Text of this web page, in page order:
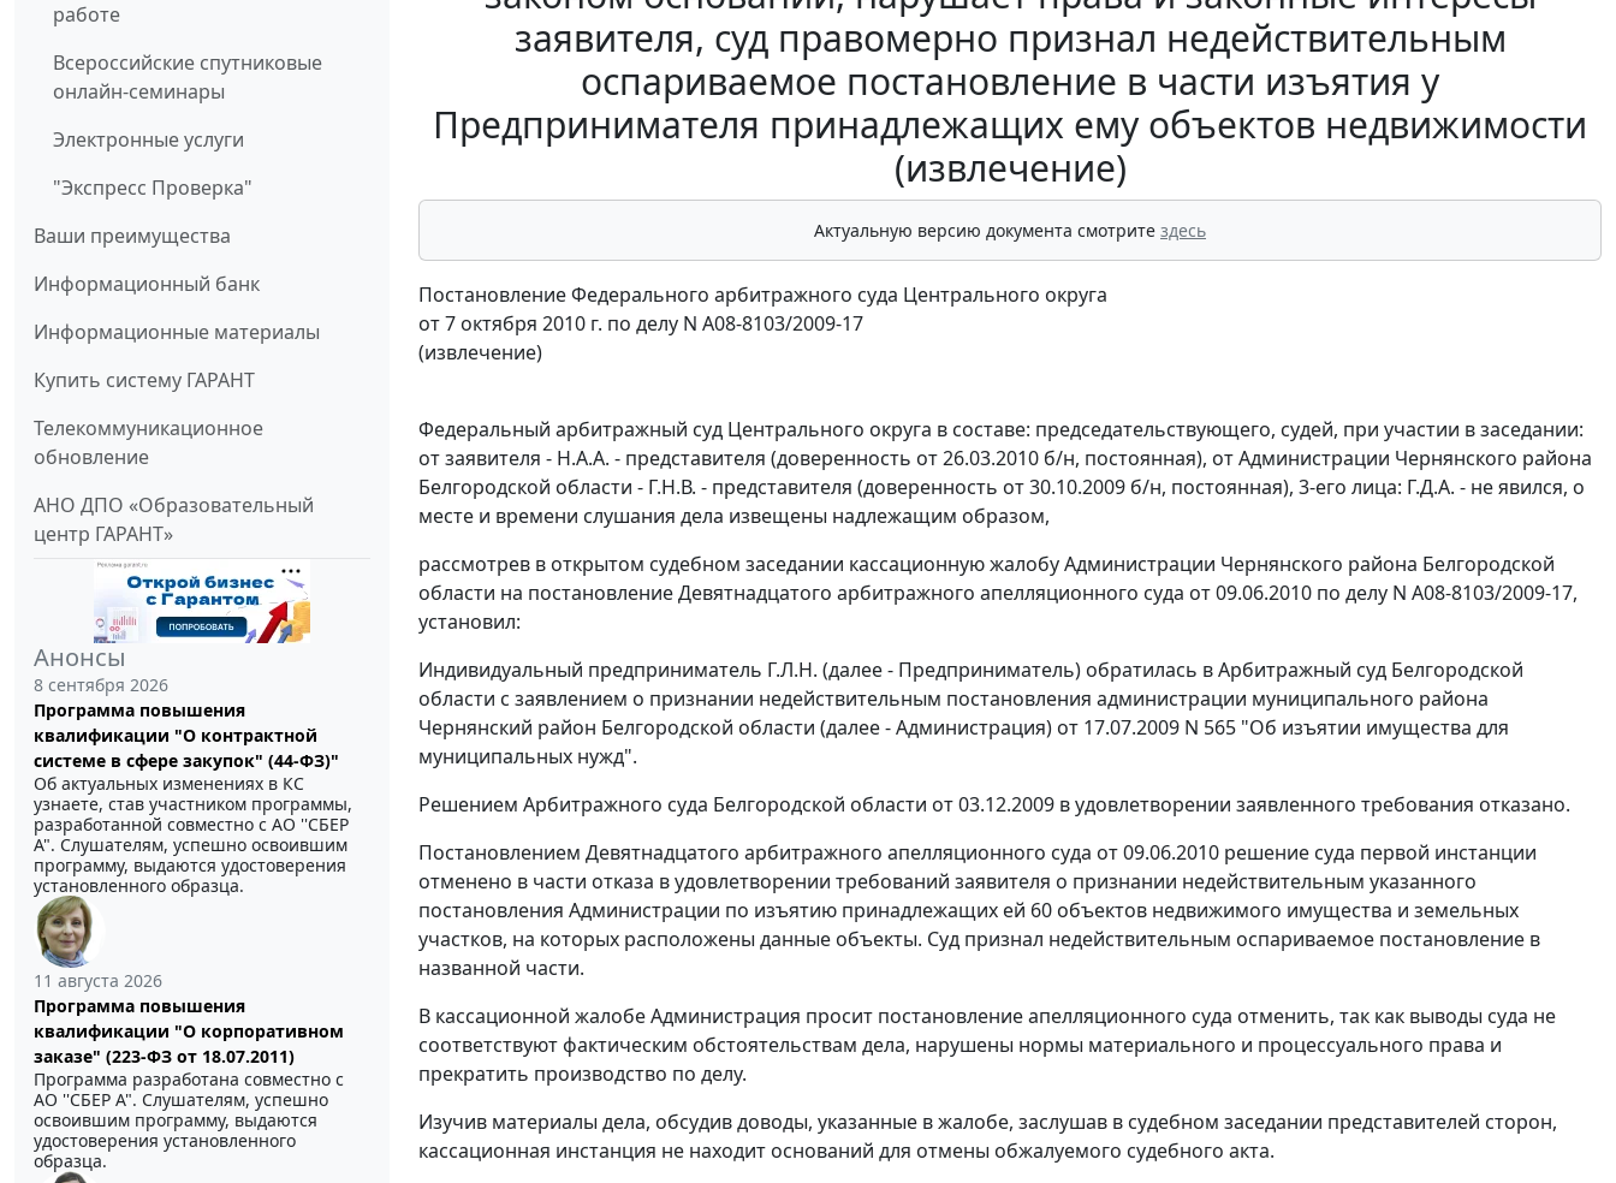
работе
Всероссийские спутниковые
онлайн-семинары
Электронные услуги
"Экспресс Проверка"
Ваши преимущества
Информационный банк
Информационные материалы
Купить систему ГАРАНТ
Телекоммуникационное
обновление
АНО ДПО «Образовательный
центр ГАРАНТ»
Анонсы
8 сентября 2026
Программа повышения
квалификации "О контрактной
системе в сфере закупок" (44-ФЗ)"
Об актуальных изменениях в КС
узнаете, став участником программы,
разработанной совместно с АО ''СБЕР
А". Слушателям, успешно освоившим
программу, выдаются удостоверения
установленного образца.
11 августа 2026
Программа повышения
квалификации "О корпоративном
заказе" (223-ФЗ от 18.07.2011)
Программа разработана совместно с
АО ''СБЕР А". Слушателям, успешно
освоившим программу, выдаются
удостоверения установленного
образца.
заявителя, суд правомерно признал недействительным
оспариваемое постановление в части изъятия у
Предпринимателя принадлежащих ему объектов недвижимости
(извлечение)
Актуальную версию документа смотрите здесь
Постановление Федерального арбитражного суда Центрального округа
от 7 октября 2010 г. по делу N А08-8103/2009-17
(извлечение)
Федеральный арбитражный суд Центрального округа в составе: председательствующего, судей, при участии в заседании:
от заявителя - Н.А.А. - представителя (доверенность от 26.03.2010 б/н, постоянная), от Администрации Чернянского района
Белгородской области - Г.Н.В. - представителя (доверенность от 30.10.2009 б/н, постоянная), 3-его лица: Г.Д.А. - не явился, о
месте и времени слушания дела извещены надлежащим образом,
рассмотрев в открытом судебном заседании кассационную жалобу Администрации Чернянского района Белгородской
области на постановление Девятнадцатого арбитражного апелляционного суда от 09.06.2010 по делу N А08-8103/2009-17,
установил:
Индивидуальный предприниматель Г.Л.Н. (далее - Предприниматель) обратилась в Арбитражный суд Белгородской
области с заявлением о признании недействительным постановления администрации муниципального района
Чернянский район Белгородской области (далее - Администрация) от 17.07.2009 N 565 "Об изъятии имущества для
муниципальных нужд".
Решением Арбитражного суда Белгородской области от 03.12.2009 в удовлетворении заявленного требования отказано.
Постановлением Девятнадцатого арбитражного апелляционного суда от 09.06.2010 решение суда первой инстанции
отменено в части отказа в удовлетворении требований заявителя о признании недействительным указанного
постановления Администрации по изъятию принадлежащих ей 60 объектов недвижимого имущества и земельных
участков, на которых расположены данные объекты. Суд признал недействительным оспариваемое постановление в
названной части.
В кассационной жалобе Администрация просит постановление апелляционного суда отменить, так как выводы суда не
соответствуют фактическим обстоятельствам дела, нарушены нормы материального и процессуального права и
прекратить производство по делу.
Изучив материалы дела, обсудив доводы, указанные в жалобе, заслушав в судебном заседании представителей сторон,
кассационная инстанция не находит оснований для отмены обжалуемого судебного акта.